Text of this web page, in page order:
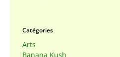
Catégories
Arts
Banana Kush